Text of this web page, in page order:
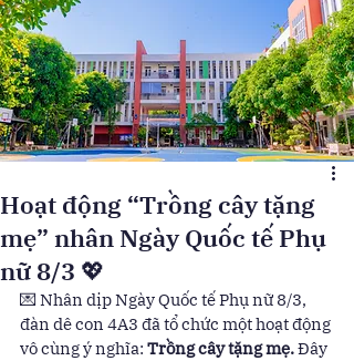
Hoạt động “Trồng cây tặng
mẹ” nhân Ngày Quốc tế Phụ
nữ 8/3 💖
💌 Nhân dịp Ngày Quốc tế Phụ nữ 8/3,
đàn dê con 4A3 đã tổ chức một hoạt động
vô cùng ý nghĩa: Trồng cây tặng mẹ. Đây